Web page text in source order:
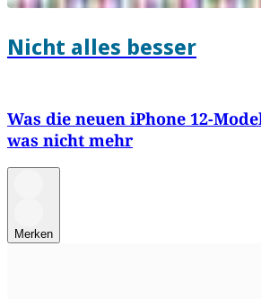
Nicht alles besser
Was die neuen iPhone 12-
was nicht mehr
Merken